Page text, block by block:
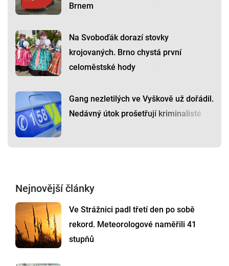
Brnem
Na Svoboďák dorazí stovky
krojovaných. Brno chystá první
celoměstské hody
Gang nezletilých ve Vyškově už dořádil.
Nedávný útok prošetřují kriminalisté
Nejnovější články
Ve Strážnici padl třetí den po sobě
rekord. Meteorologové naměřili 41
stupňů